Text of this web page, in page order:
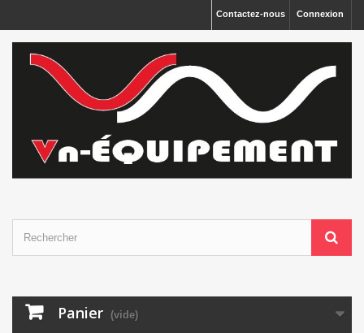
Connexion
Contactez-nous
Panier (vide)